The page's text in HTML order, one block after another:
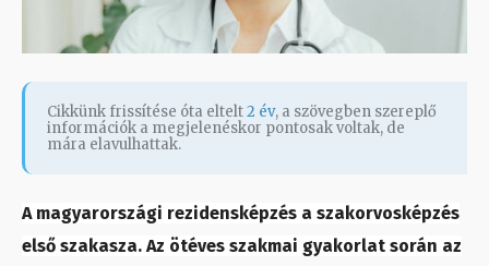
Cikkünk frissítése óta eltelt2 év, a szövegben szereplő
információk a megjelenéskor pontosak voltak, de
mára elavulhattak.
A magyarországi rezidensképzés a szakorvosképzés
első szakasza. Az ötéves szakmai gyakorlat során az